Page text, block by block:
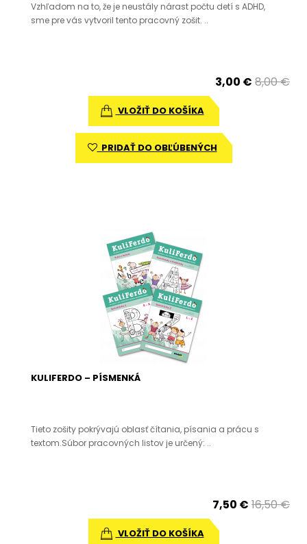
Vzhľadom na to, že je neustály nárast počtu detí s ADHD,
sme pre vás vytvoril tento pracovný zošit. ..
3,00 € 8,00 €
VLOŽIŤ DO KOŠÍKA
PRIDAŤ DO OBĽÚBENÝCH
KULIFERDO – PÍSMENKÁ
Tieto zošity pokrývajú oblasť čítania, písania a prácu s
textom.Súbor pracovných listov je určený: ..
7,50 € 16,50 €
VLOŽIŤ DO KOŠÍKA